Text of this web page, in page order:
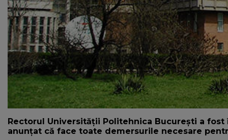
Rectorul Universității Politehnica București a fost
anunțat că face toate demersurile necesare